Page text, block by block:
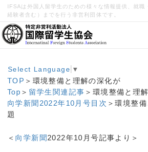
IFSAは外国人留学生のための様々な情報提供、就職
経験者含む）までを行う非営利団体です。
Select Language ▼
TOP ＞環境整備と理解の深化が
Top ＞ 留学生関連記事 ＞環境整備と理
向学新聞2022年10月号目次 ＞環境整
題
＜ 向学新聞2022年10月号記事より＞